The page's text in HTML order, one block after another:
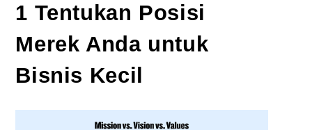
1 Tentukan Posisi
Merek Anda untuk
Bisnis Kecil